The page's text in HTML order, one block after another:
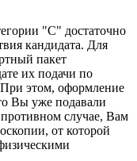
"С" достаточно
кандидата. Для
пакет
их подачи по
этом, оформление
Вы уже подавали
случае, Вам
от которой